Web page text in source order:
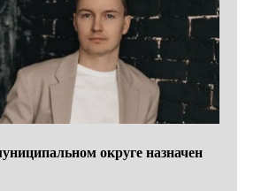
округе назначен